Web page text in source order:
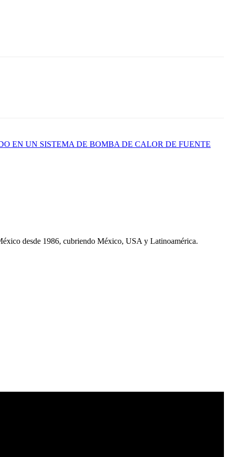
EN UN SISTEMA DE BOMBA DE CALOR DE FUENTE
desde 1986, cubriendo México, USA y Latinoamérica.